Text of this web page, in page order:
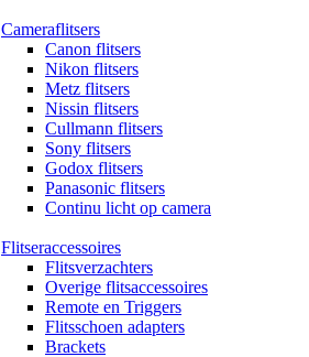
Cameraflitsers
Canon flitsers
Nikon flitsers
Metz flitsers
Nissin flitsers
Cullmann flitsers
Sony flitsers
Godox flitsers
Panasonic flitsers
Continu licht op camera
Flitseraccessoires
Flitsverzachters
Overige flitsaccessoires
Remote en Triggers
Flitsschoen adapters
Brackets